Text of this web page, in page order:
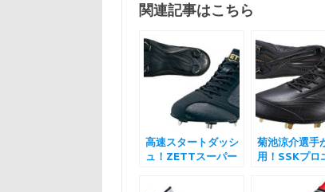
関連記事はこちら
高速スタートダッシ
ュ！ZETTスーパー
菊池涼介選手
用！SSKプロ